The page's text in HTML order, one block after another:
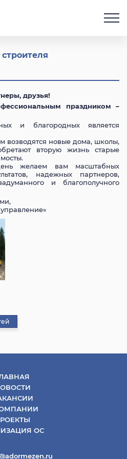
друзья!
праздником –
и благородных является
возводятся новые дома, школы,
вторую жизнь старые
желаем вам масштабных
надежных партнеров,
и благополучного
ОС